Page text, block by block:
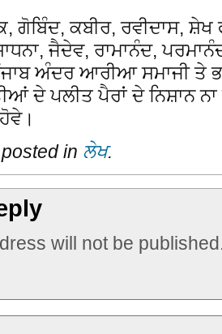
ਗੋਬਿੰਦ, ਕਬੀਰ, ਰਵੀਦਾਸ, ਸ਼ੇਖ
ਜੈਦੇਵ, ਰਾਮਾਨੰਦ,
ਅੰਦਰ ਆਰੀਆ ਸਮਾਜੀ ਤੇ
ਦੇ ਪਲੀਤ ਪੈਰਾਂ ਦੇ ਨਿਸ਼ਾਨ
in ਲੇਖ.
will not be